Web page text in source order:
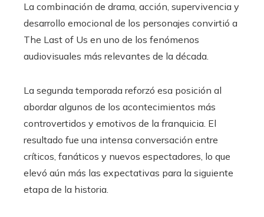
La combinación de drama, acción, supervivencia y
desarrollo emocional de los personajes convirtió a
The Last of Us en uno de los fenómenos
audiovisuales más relevantes de la década.
La segunda temporada reforzó esa posición al
abordar algunos de los acontecimientos más
controvertidos y emotivos de la franquicia. El
resultado fue una intensa conversación entre
críticos, fanáticos y nuevos espectadores, lo que
elevó aún más las expectativas para la siguiente
etapa de la historia.